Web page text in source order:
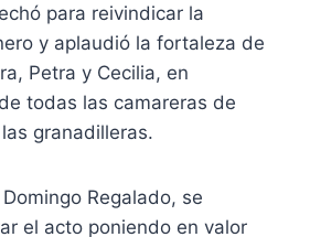
para reivindicar la
y aplaudió la fortaleza de
Petra y Cecilia, en
todas las camareras de
granadilleras.
Regalado, se
el acto poniendo en valor